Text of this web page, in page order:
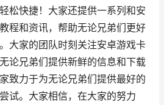
松快捷！大家还提供一系列和安
程和资讯，帮助无论兄弟们更好
大家的团队时刻关注安卓游戏卡
论兄弟们提供新鲜的信息和下载
致力于为无论兄弟们提供最好的
试。大家相信，在大家的努力